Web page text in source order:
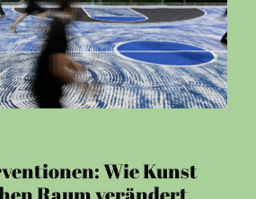
Wie Kunst
Raum verändert